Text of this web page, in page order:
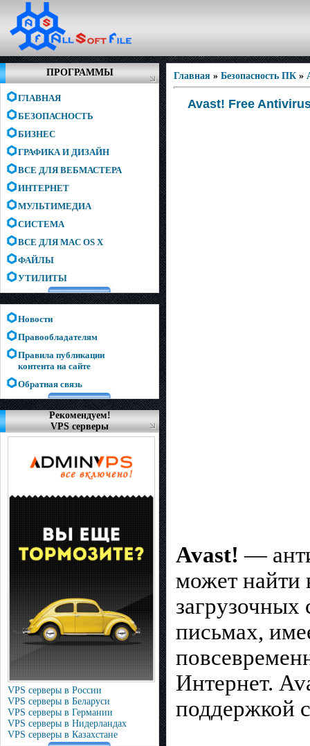
ПРОГРАММЫ
ГЛАВНАЯ
БЕЗОПАСНОСТЬ
БИЗНЕС
ГРАФИКА И ДИЗАЙН
ВСЕ ДЛЯ ВЕБМАСТЕРА
ИНТЕРНЕТ
МУЛЬТИМЕДИА
СИСТЕМА
ВСЕ ДЛЯ MAC OS X
ФАЙЛЫ
УТИЛИТЫ
Новости
Правообладателям
Правила публикации
контента на сайте
Обратная связь
Рекомендуем!
VPS серверы
VPS серверы в России
VPS серверы в Беларуси
VPS серверы в Германии
VPS серверы в Нидерландах
VPS серверы в Казахстане
Главная » Безопасность ПК »
Avast! Free
Avast! —
может найти
загрузочных
письмах,
Интернет.
поддержкой